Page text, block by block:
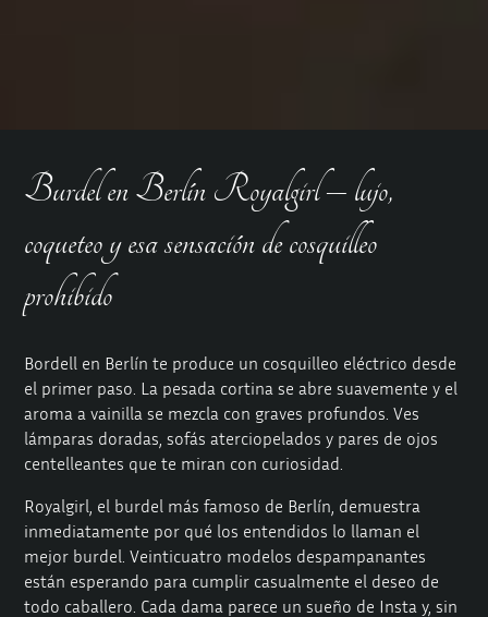
Burdel en Berlín Royalgirl – lujo,
coqueteo y esa sensación de cosquilleo
prohibido
Bordell en Berlín te produce un cosquilleo eléctrico desde
el primer paso. La pesada cortina se abre suavemente y el
aroma a vainilla se mezcla con graves profundos. Ves
lámparas doradas, sofás aterciopelados y pares de ojos
centelleantes que te miran con curiosidad.
Royalgirl, el burdel más famoso de Berlín, demuestra
inmediatamente por qué los entendidos lo llaman el
mejor burdel. Veinticuatro modelos despampanantes
están esperando para cumplir casualmente el deseo de
todo caballero. Cada dama parece un sueño de Insta y, sin